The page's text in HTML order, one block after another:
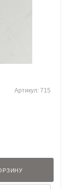
Артикул: 715